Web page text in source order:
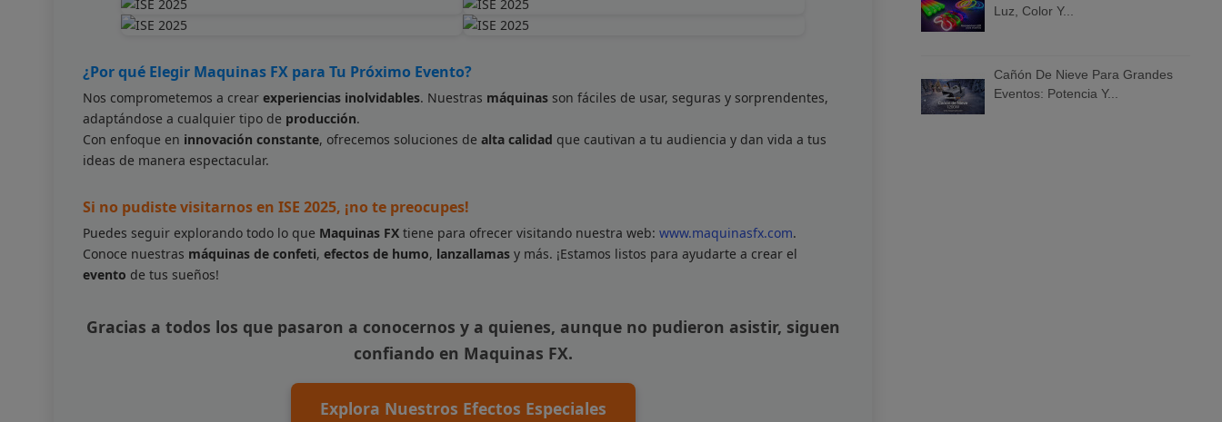
Luz, Color Y...
Cañón De Nieve Para Grandes
Eventos: Potencia Y...
¿Por qué Elegir Maquinas FX para Tu Próximo Evento?
Nos comprometemos a crearexperiencias inolvidables. Nuestras máquinas son fáciles de usar, seguras y sorprendentes,
adaptándose a cualquier tipo de producción.
Con enfoque en innovación constante, ofrecemos soluciones dealta calidad que cautivan a tu audiencia y dan vida a tus
ideas de manera espectacular.
Si no pudiste visitarnos en ISE 2025, ¡no te preocupes!
Puedes seguir explorando todo lo que Maquinas FX tiene para ofrecer visitando nuestra web:www.maquinasfx.com.
Conoce nuestras máquinas de confeti,efectos de humo, lanzallamas y más. ¡Estamos listos para ayudarte a crear el
evento de tus sueños!
Gracias a todos los que pasaron a conocernos y a quienes, aunque no pudieron asistir, siguen
confiando en Maquinas FX.
Explora Nuestros Efectos Especiales